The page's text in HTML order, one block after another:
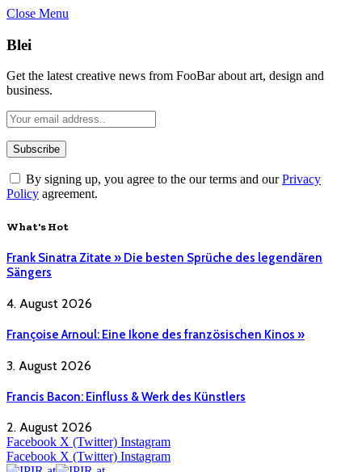
Close Menu
Blei
Get the latest creative news from FooBar about art, design and
business.
By signing up, you agree to the our terms and ourPrivacy
Policy agreement.
What's Hot
Frank Sinatra Zitate » Die besten Sprüche des legendären
Sängers
4. August 2026
Françoise Arnoul: Eine Ikone des französischen Kinos »
3. August 2026
Francis Bacon: Einfluss & Werk des Künstlers
2. August 2026
Facebook X (Twitter) Instagram
Facebook X (Twitter) Instagram